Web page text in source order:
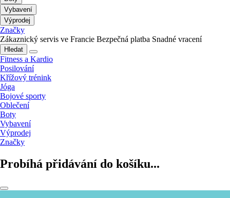
Vybavení
Výprodej
Značky
Zákaznický servis ve Francie Bezpečná platba Snadné vracení
Hledat
Fitness a Kardio
Posilování
Křížový trénink
Jóga
Bojové sporty
Oblečení
Boty
Vybavení
Výprodej
Značky
Probíhá přidávání do košíku...